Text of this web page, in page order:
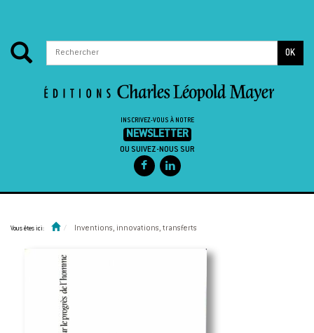
OK
INSCRIVEZ-VOUS À NOTRE
NEWSLETTER
OU SUIVEZ-NOUS SUR
Vous êtes ici: Inventions, innovations, transferts